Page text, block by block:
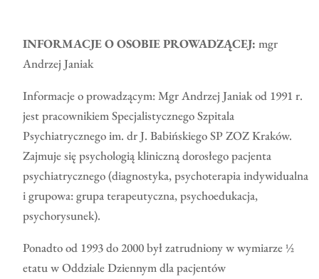
INFORMACJE O OSOBIE PROWADZĄCEJ:mgr
Andrzej Janiak
Informacje o prowadzącym: Mgr Andrzej Janiak od 1991 r.
jest pracownikiem Specjalistycznego Szpitala
Psychiatrycznego im. dr J. Babińskiego SP ZOZ Kraków.
Zajmuje się psychologią kliniczną dorosłego pacjenta
psychiatrycznego (diagnostyka, psychoterapia indywidualna
i grupowa: grupa terapeutyczna, psychoedukacja,
psychorysunek).
Ponadto od 1993 do 2000 był zatrudniony w wymiarze ½
etatu w Oddziale Dziennym dla pacjentów